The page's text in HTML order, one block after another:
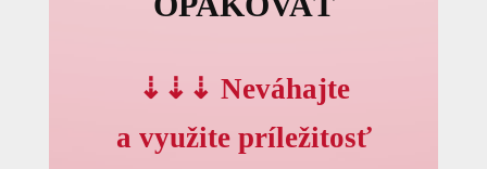
⇣⇣⇣ Neváhajte
a využite príležitosť